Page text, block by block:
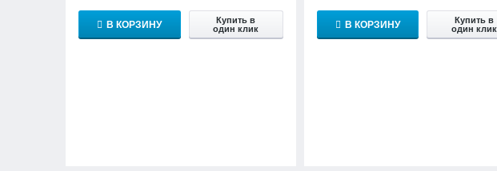
В КОРЗИНУ
Купить в
один клик
В КОРЗИНУ
Купить в
один клик